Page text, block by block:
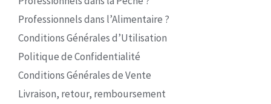
Professionnels dans l’Alimentaire ?
Conditions Générales d’Utilisation
Politique de Confidentialité
Conditions Générales de Vente
Livraison, retour, remboursement